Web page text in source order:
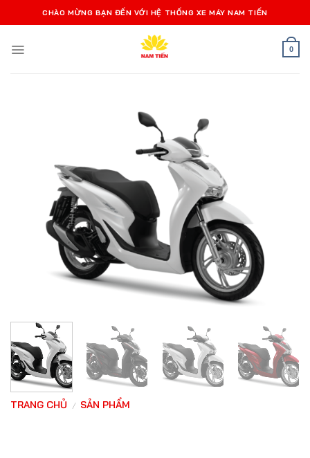
qua
dung
CHÀO MỪNG BẠN ĐẾN VỚI HỆ THỐNG XE MÁY NAM TIẾN
0
TRANG CHỦ / SẢN PHẨM